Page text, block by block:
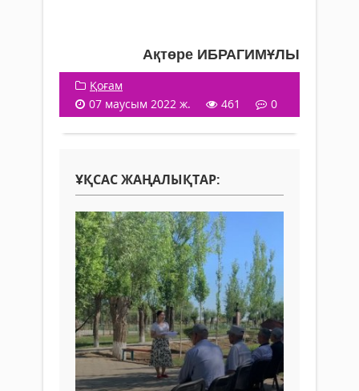
Ақтөре ИБРАГИМҰЛЫ
Қоғам
07 маусым 2022 ж.
461 0
ҰҚСАС ЖАҢАЛЫҚТАР: